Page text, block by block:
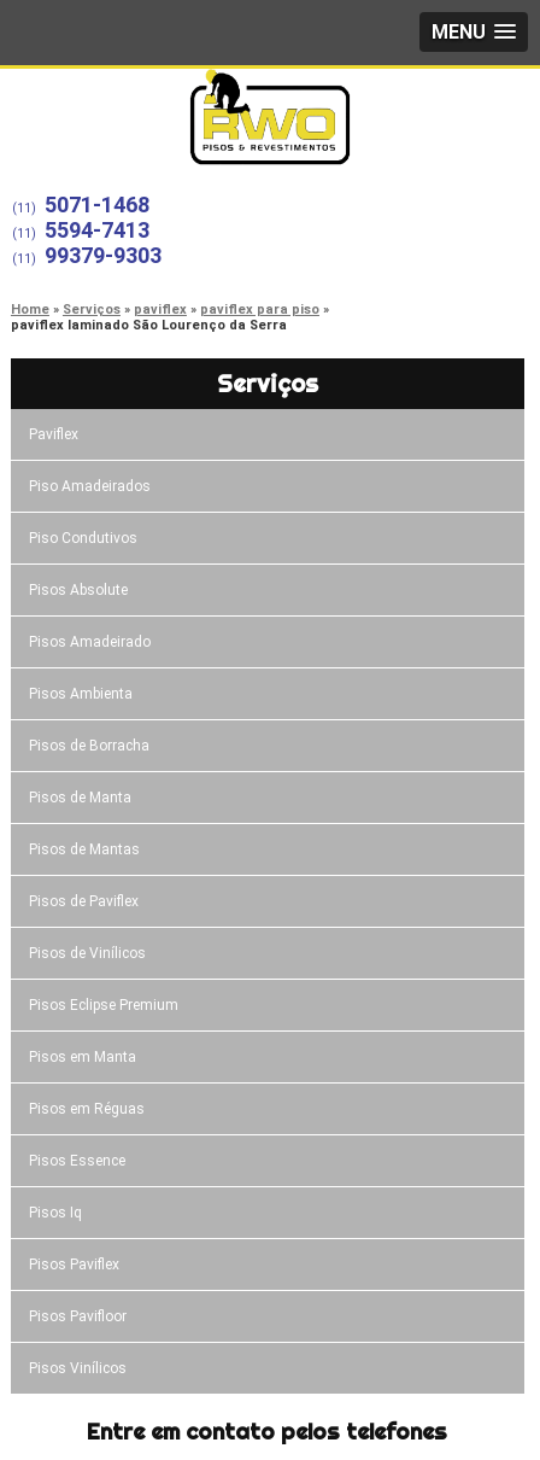
MENU
(11) 5071-1468
(11) 5594-7413
(11) 99379-9303
Home Serviços paviflex
paviflex para piso
paviflex laminado São Lourenço da Serra
Serviços
Paviflex
Piso Amadeirados
Piso Condutivos
Pisos Absolute
Pisos Amadeirado
Pisos Ambienta
Pisos de Borracha
Pisos de Manta
Pisos de Mantas
Pisos de Paviflex
Pisos de Vinílicos
Pisos Eclipse Premium
Pisos em Manta
Pisos em Réguas
Pisos Essence
Pisos Iq
Pisos Paviflex
Pisos Pavifloor
Pisos Vinílicos
Entre em contato pelos telefones